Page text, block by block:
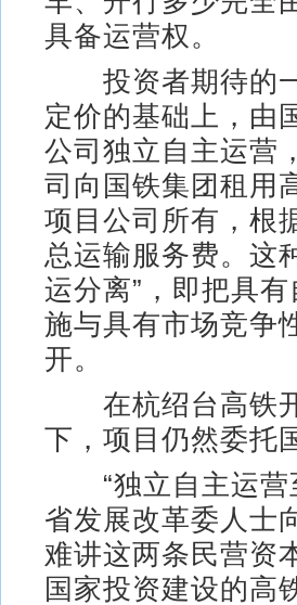
具备运营权。
投资者期待的一
定价的基础上，由
公司独立自主运营
司向国铁集团租用
项目公司所有，根
总运输服务费。这
运分离”，即把具
施与具有市场竞争
开。
在杭绍台高铁开
下，项目仍然委托
“独立自主运营
省发展改革委人士
难讲这两条民营资
国家投资建设的高